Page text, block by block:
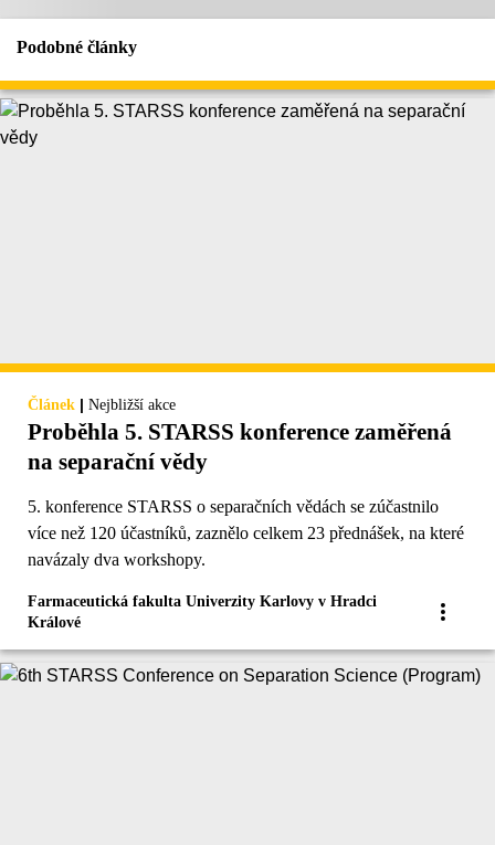
Podobné články
Článek | Nejbližší akce
Proběhla 5. STARSS konference zaměřená
na separační vědy
5. konference STARSS o separačních vědách se zúčastnilo
více než 120 účastníků, zaznělo celkem 23 přednášek, na které
navázaly dva workshopy.
Farmaceutická fakulta Univerzity Karlovy v Hradci
Králové